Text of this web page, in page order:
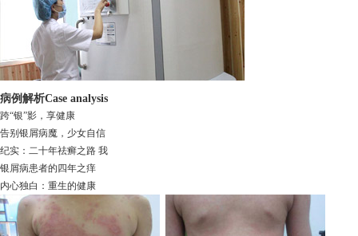
病例解析Case analysis
跨“银”影，享健康
告别银屑病魔，少女自信
纪实：二十年祛癣之路 我
银屑病患者的四年之痒
内心独白：重生的健康